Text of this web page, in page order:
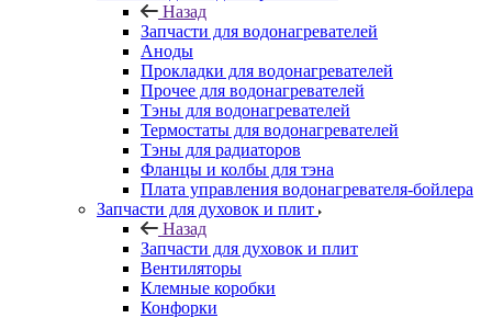
Назад
Запчасти для водонагревателей
Аноды
Прокладки для водонагревателей
Прочее для водонагревателей
Тэны для водонагревателей
Термостаты для водонагревателей
Тэны для радиаторов
Фланцы и колбы для тэна
Плата управления водонагревателя-бойлера
Запчасти для духовок и плит
Назад
Запчасти для духовок и плит
Вентиляторы
Клемные коробки
Конфорки